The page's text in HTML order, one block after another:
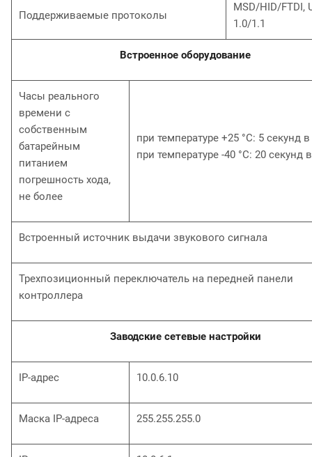
Поддерживаемые протоколы
MSD/HID/FTDI,
1.0/1.1
Встроенное оборудование
Часы реального
времени с
собственным
батарейным
питанием
погрешность хода,
не более
при температуре +25 °С: 5 секунд в
при температуре -40 °С: 20 секунд
Встроенный источник выдачи звукового сигнала
Трехпозиционный переключатель на передней панели
контроллера
Заводские сетевые настройки
IP-адрес 10.0.6.10
Маска IP-адреса 255.255.255.0